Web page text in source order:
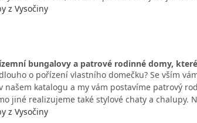
z Vysočiny
bungalovy a patrové rodinné domy,
o pořízení vlastního domečku? Se vším
našem katalogu a my vám postavíme patrový
jiné realizujeme také stylové chaty a chalupy.
z Vysočiny